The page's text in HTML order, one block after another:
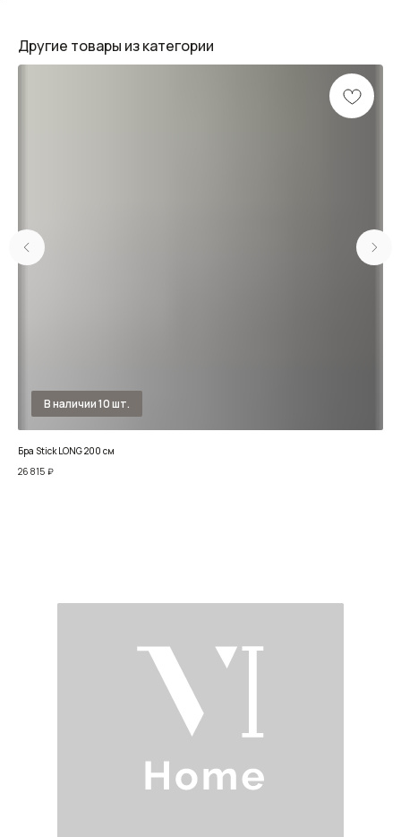
Другие товары из категории
Бра Stick LONG 200 см
26 815 ₽